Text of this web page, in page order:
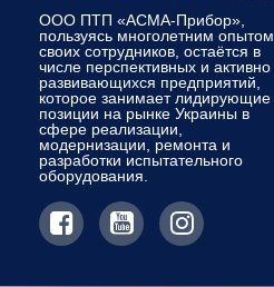
ООО ПТП «АСМА-Прибор»,
пользуясь многолетним опытом
своих сотрудников, остаётся в
числе перспективных и активно
развивающихся предприятий,
которое занимает лидирующие
позиции на рынке Украины в
сфере реализации,
модернизации, ремонта и
разработки испытательного
оборудования.